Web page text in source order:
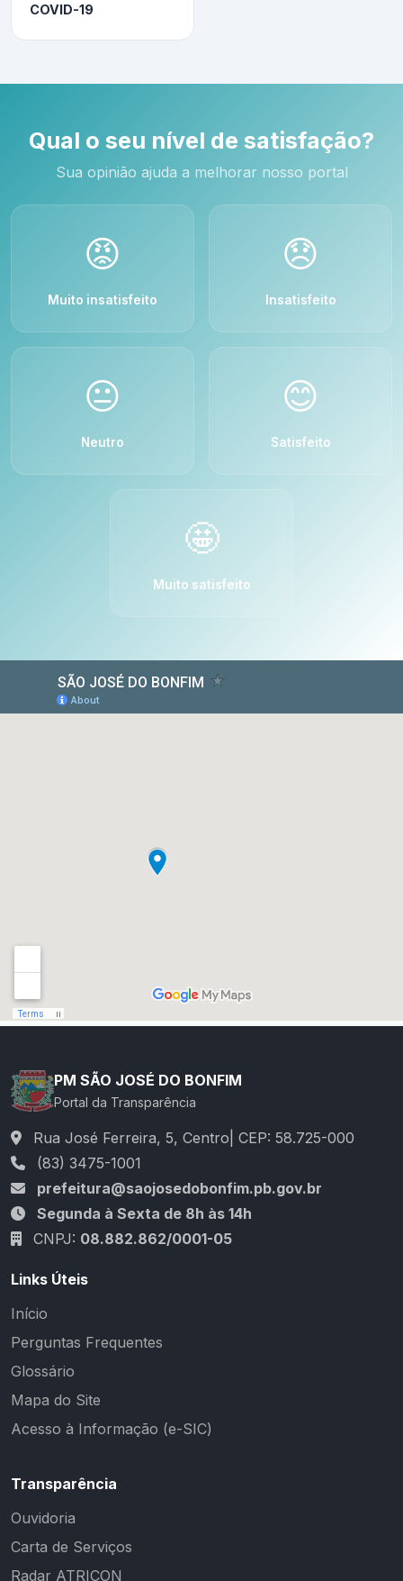
COVID-19
Qual o seu nível de satisfação?
Sua opinião ajuda a melhorar nosso portal
😡
Muito insatisfeito
😞
Insatisfeito
😐
Neutro
😊
Satisfeito
🤩
Muito satisfeito
PM SÃO JOSÉ DO BONFIM
Portal da Transparência
Rua José Ferreira, 5, Centro| CEP: 58.725-000
(83) 3475-1001
prefeitura@saojosedobonfim.pb.gov.br
Segunda à Sexta de 8h às 14h
CNPJ: 08.882.862/0001-05
Links Úteis
Início
Perguntas Frequentes
Glossário
Mapa do Site
Acesso à Informação (e-SIC)
Transparência
Ouvidoria
Carta de Serviços
Radar ATRICON